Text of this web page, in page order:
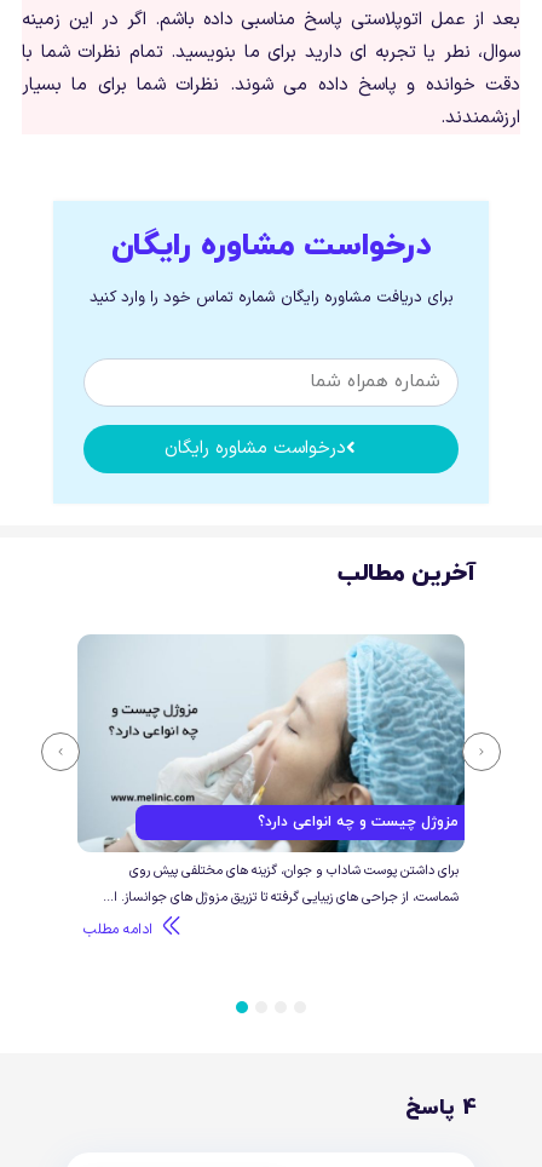
بعد از عمل اتوپلاستی پاسخ مناسبی داده باشم. اگر در این زمینه
سوال، نطر یا تجربه ای دارید برای ما بنویسید. تمام نظرات شما با
دقت خوانده و پاسخ داده می شوند. نظرات شما برای ما بسیار
ارزشمندند.
درخواست مشاوره رایگان
برای دریافت مشاوره رایگان شماره تماس خود را وارد کنید
درخواست مشاوره رایگان
آخرین مطالب
مزوژل چیست و چه انواعی دارد؟
برای داشتن پوست شاداب و جوان، گزینه های مختلفی پیش روی
شماست، از جراحی های زیبایی گرفته تا تزریق مزوژل های جوانساز. ا...
ادامه مطلب
1
4 پاسخ